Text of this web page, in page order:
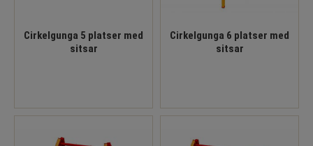
Cirkelgunga 5 platser med
sitsar
Cirkelgunga 6 platser med
sitsar